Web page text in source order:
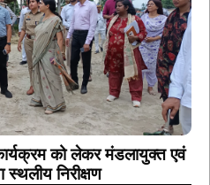
को लेकर मंडलायुक्त एवं
स्थलीय निरीक्षण